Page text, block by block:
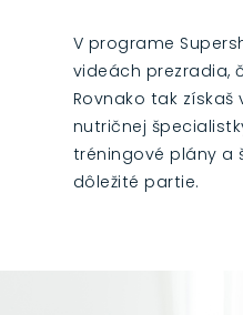
V programe
videách prezradia,
Rovnako tak
nutričnej
tréningové plány a
dôležité partie.